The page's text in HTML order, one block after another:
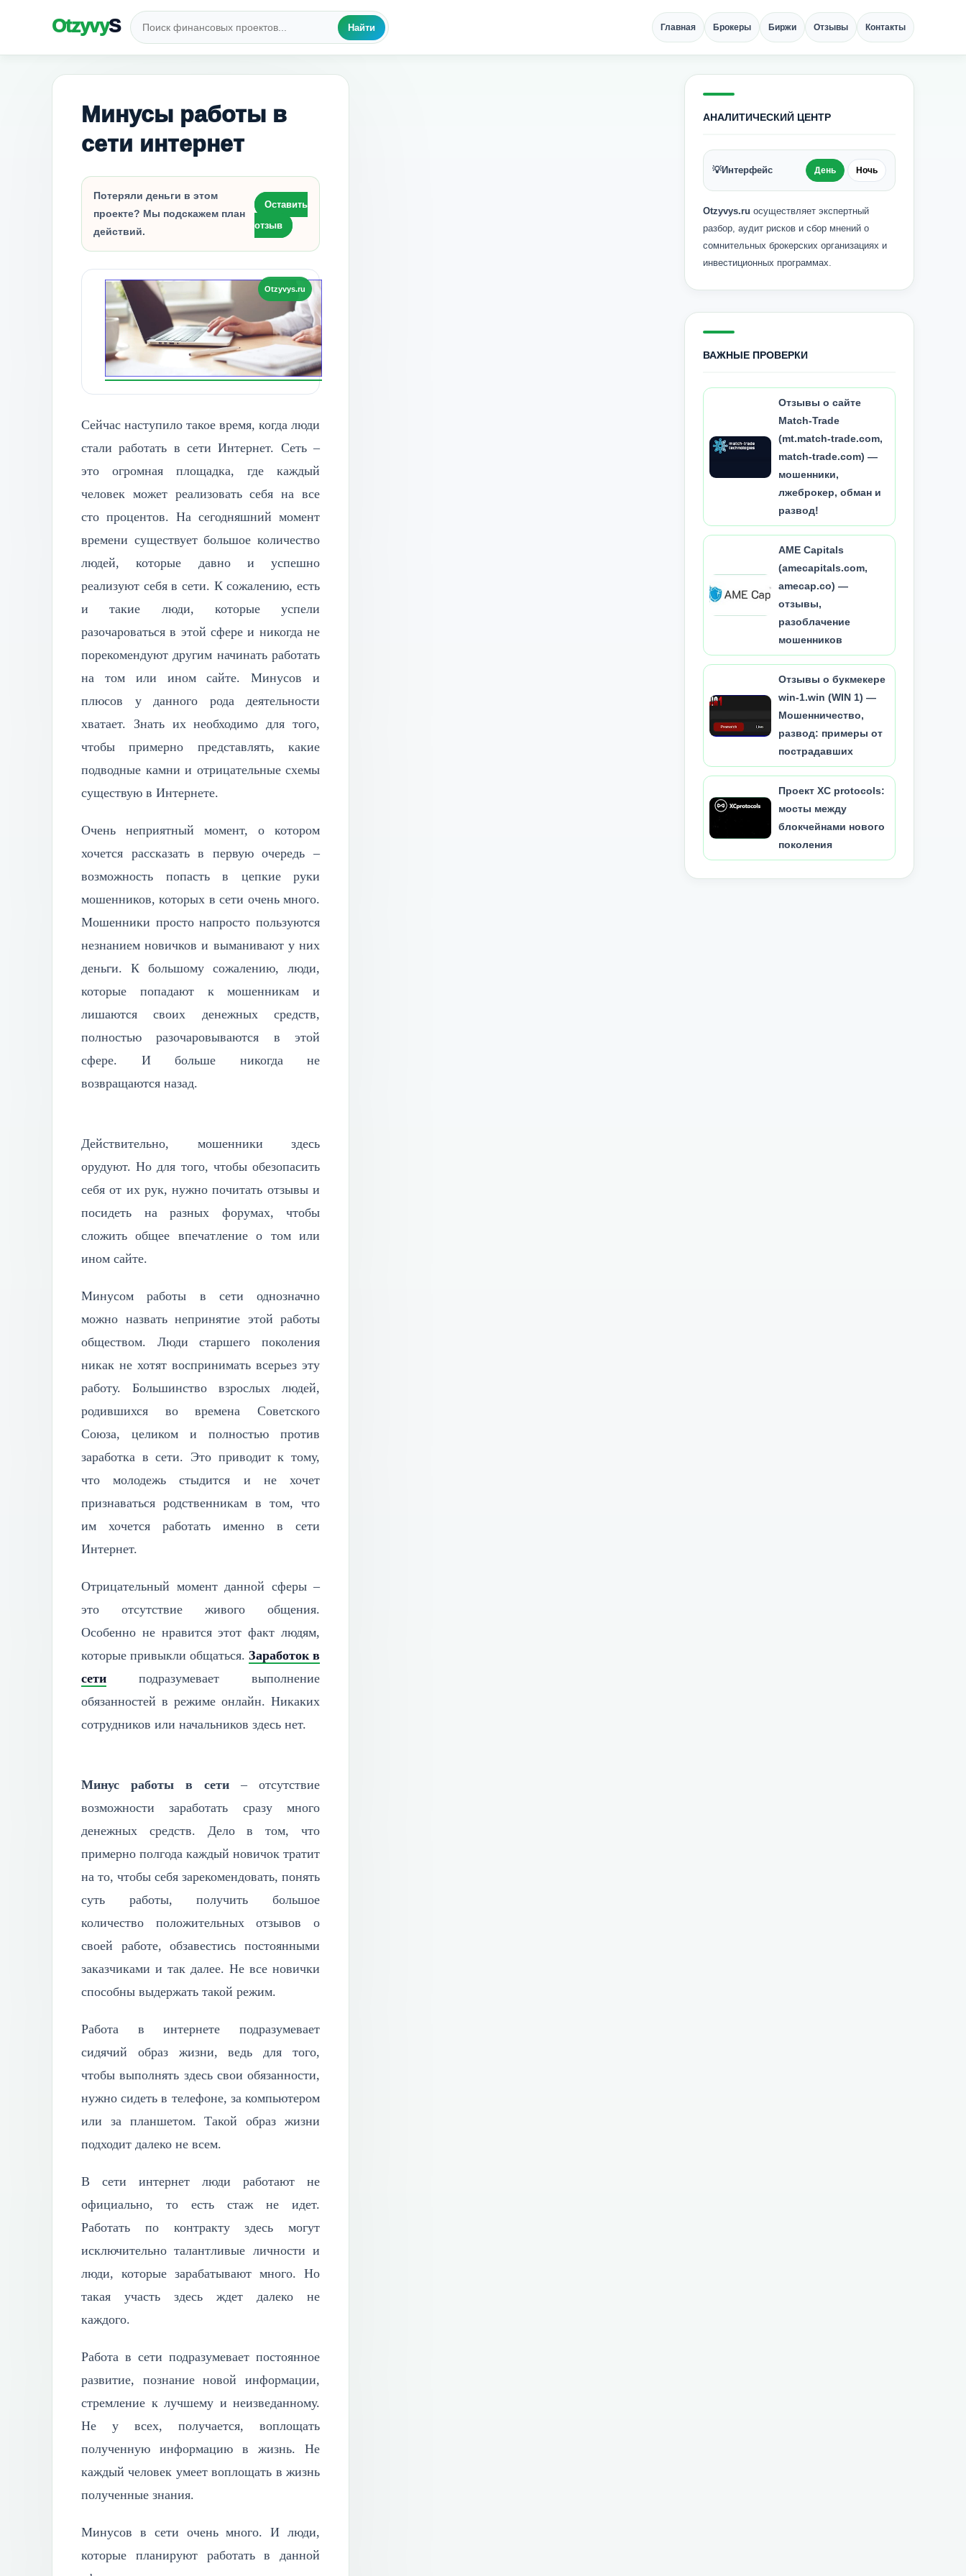
OtzyvyS Найти Главная Брокеры Биржи Отзывы Контакты
Минусы работы в
сети интернет
Потеряли деньги в этом
проекте? Мы подскажем план
действий.
Оставить
отзыв
Сейчас наступило такое время, когда люди
стали работать в сети Интернет. Сеть –
это огромная площадка, где каждый
человек может реализовать себя на все
сто процентов. На сегодняшний момент
времени существует большое количество
людей, которые давно и успешно
реализуют себя в сети. К сожалению, есть
и такие люди, которые успели
разочароваться в этой сфере и никогда не
порекомендуют другим начинать работать
на том или ином сайте. Минусов и
плюсов у данного рода деятельности
хватает. Знать их необходимо для того,
чтобы примерно представлять, какие
подводные камни и отрицательные схемы
существую в Интернете.
Очень неприятный момент, о котором
хочется рассказать в первую очередь –
возможность попасть в цепкие руки
мошенников, которых в сети очень много.
Мошенники просто напросто пользуются
незнанием новичков и выманивают у них
деньги. К большому сожалению, люди,
которые попадают к мошенникам и
лишаются своих денежных средств,
полностью разочаровываются в этой
сфере. И больше никогда не
возвращаются назад.
Действительно, мошенники здесь
орудуют. Но для того, чтобы обезопасить
себя от их рук, нужно почитать отзывы и
посидеть на разных форумах, чтобы
сложить общее впечатление о том или
ином сайте.
Минусом работы в сети однозначно
можно назвать непринятие этой работы
обществом. Люди старшего поколения
никак не хотят воспринимать всерьез эту
работу. Большинство взрослых людей,
родившихся во времена Советского
Союза, целиком и полностью против
заработка в сети. Это приводит к тому,
что молодежь стыдится и не хочет
признаваться родственникам в том, что
им хочется работать именно в сети
Интернет.
Отрицательный момент данной сферы –
это отсутствие живого общения.
Особенно не нравится этот факт людям,
которые привыкли общаться. Заработок в
сети подразумевает выполнение
обязанностей в режиме онлайн. Никаких
сотрудников или начальников здесь нет.
Минус работы в сети – отсутствие
возможности заработать сразу много
денежных средств. Дело в том, что
примерно полгода каждый новичок тратит
на то, чтобы себя зарекомендовать, понять
суть работы, получить большое
количество положительных отзывов о
своей работе, обзавестись постоянными
заказчиками и так далее. Не все новички
способны выдержать такой режим.
Работа в интернете подразумевает
сидячий образ жизни, ведь для того,
чтобы выполнять здесь свои обязанности,
нужно сидеть в телефоне, за компьютером
или за планшетом. Такой образ жизни
подходит далеко не всем.
В сети интернет люди работают не
официально, то есть стаж не идет.
Работать по контракту здесь могут
исключительно талантливые личности и
люди, которые зарабатывают много. Но
такая участь здесь ждет далеко не
каждого.
Работа в сети подразумевает постоянное
развитие, познание новой информации,
стремление к лучшему и неизведанному.
Не у всех, получается, воплощать
полученную информацию в жизнь. Не
каждый человек умеет воплощать в жизнь
полученные знания.
Минусов в сети очень много. И люди,
которые планируют работать в данной
АНАЛИТИЧЕСКИЙ ЦЕНТР
💡Интерфейс День Ночь
Otzyvys.ru осуществляет экспертный
разбор, аудит рисков и сбор мнений о
сомнительных брокерских организациях и
инвестиционных программах.
ВАЖНЫЕ ПРОВЕРКИ
Отзывы о сайте
Match-Trade
(mt.match-trade.com,
match-trade.com) —
мошенники,
лжеброкер, обман и
развод!
AME Capitals
(amecapitals.com,
amecap.co) —
отзывы,
разоблачение
мошенников
Отзывы о букмекере
win-1.win (WIN 1) —
Мошенничество,
развод: примеры от
пострадавших
Проект XC protocols:
мосты между
блокчейнами нового
поколения